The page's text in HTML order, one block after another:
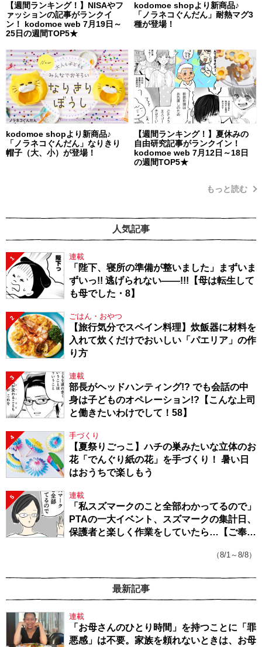
【週間ランキング！】NISAやフ
ァッションの記事がランクイ
ン！ kodomoe web 7月19日～
25日の週間TOP5★
kodomoe shopより新商品♪
「ノラネコぐんだん」耐熱マグ3
種が登場！
kodomoe shopより新商品♪
「ノラネコぐんだん」なりきり
帽子（大、小）が登場！
【週間ランキング！】夏休みの
自由研究記事がランクイン！
kodomoe web 7月12日～18日
の週間TOP5★
もっと読む
人気記事
1 連載
「陛下、寝所の準備が整いました」まずいま
ずいっ!! 逃げられない――!!!【母は転生して
も母でした・8】
2 ごはん・おやつ
【旅行気分でスペイン料理】炊飯器に材料を
入れて炊くだけでおいしい「パエリア」の作
り方
3 連載
部長がヘッドハンティング!? でも会話の中
身は子どものオペレーション!?【こんな上司
と働きたいわけでして！58】
4 手づくり
【夏祭りごっこ】ハチの巣みたいな立体のお
花「でんぐり紙の花」を手づくり！ 暑い日
はおうちで楽しもう
5 連載
「私スズマークのこと全部わかってるので」
PTAの一大イベント、スズマークの集計日、
保護者と楽しく作業をしていたら…【ご奉仕
（8/1～8/8）
最新記事
連載
「お母さんのひとり時間」を持つことに「罪
悪感」は不要。家族を頼れないときは、お母